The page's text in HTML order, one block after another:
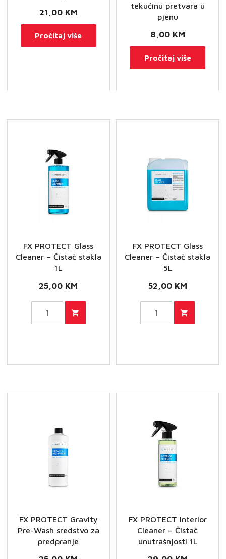
21,00 KM
Pročitaj više
tekućinu pretvara u
pjenu
8,00 KM
Pročitaj više
FX PROTECT Glass
Cleaner – Čistač stakla
1L
25,00 KM
PROTECT
količina
FX PROTECT Glass
Cleaner – Čistač stakla
5L
52,00 KM
PROTECT
količina
FX PROTECT Gravity
Pre-Wash sredstvo za
predpranje
FX PROTECT Interior
Cleaner – Čistač
unutrašnjosti 1L